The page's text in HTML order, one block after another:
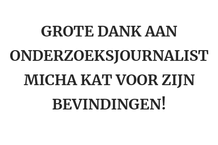
GROTE DANK AAN
ONDERZOEKSJOURNALIST
MICHA KAT VOOR ZIJN
BEVINDINGEN!